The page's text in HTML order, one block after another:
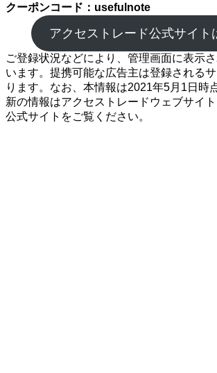
クーポンコード：usefulnote
アクセストレード公式サイト
ご登録状況などにより、管理画面に表示
います。提携可能な広告主は登録される
ります。なお、本情報は2021年5月1日時
新の情報はアクセストレードウェブサイ
公式サイトをご覧ください。